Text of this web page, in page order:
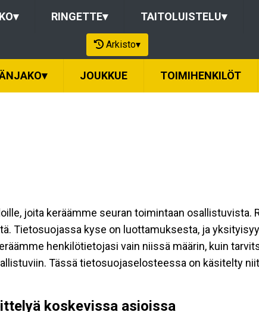
▾ RINGETTE▾ TAITOLUISTELU▾
Arkisto▾
▾ JOUKKUE TOIMIHENKILÖT
joita keräämme seuran toimintaan osallistuvista.
Tietosuojassa kyse on luottamuksesta, ja
henkilötietojasi vain niissä määrin, kuin
Tässä tietosuojaselosteessa on käsitelty
koskevissa asioissa